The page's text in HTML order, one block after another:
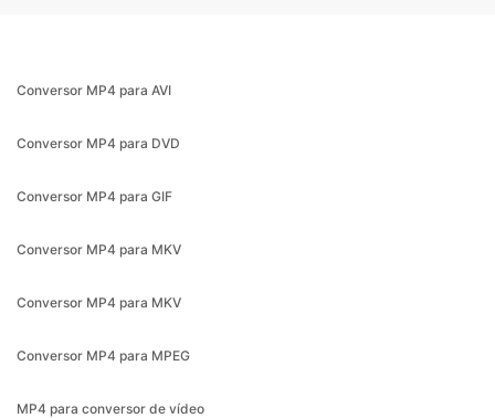
Conversor MP4 para AVI
Conversor MP4 para DVD
Conversor MP4 para GIF
Conversor MP4 para MKV
Conversor MP4 para MKV
Conversor MP4 para MPEG
MP4 para conversor de vídeo